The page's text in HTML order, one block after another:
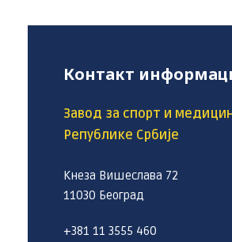
Контакт
Завод за спорт и
Републике Србије
Кнеза Вишеслава 72
11030 Београд
+381 11 3555 460